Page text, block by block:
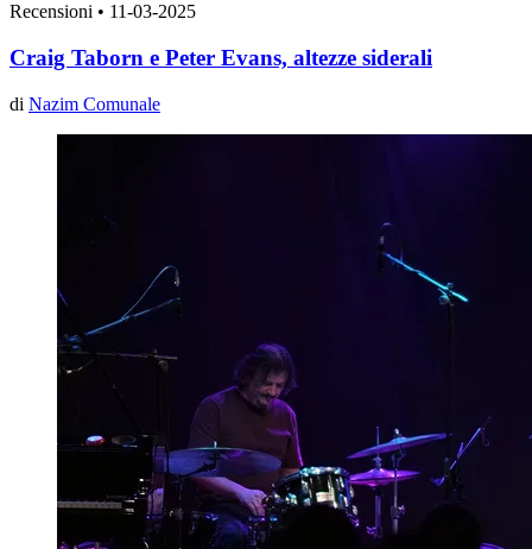
Recensioni • 11-03-2025
Craig Taborn e Peter Evans, altezze siderali
di Nazim Comunale